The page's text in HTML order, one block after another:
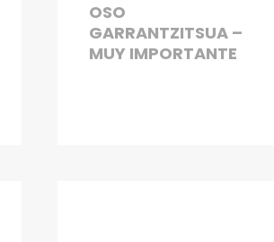
OSO
GARRANTZITSUA –
MUY IMPORTANTE